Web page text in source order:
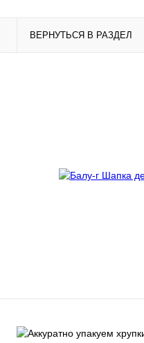
ВЕРНУТЬСЯ В РАЗДЕЛ